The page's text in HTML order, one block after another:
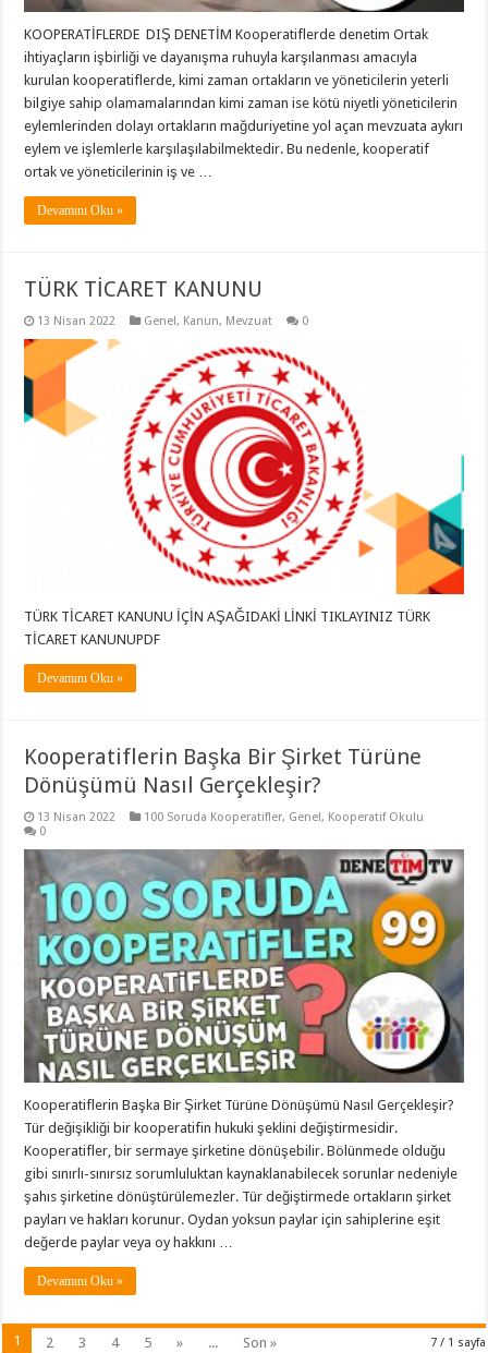
KOOPERATİFLERDE DIŞ DENETİM Kooperatiflerde denetim Ortak
ihtiyaçların işbirliği ve dayanışma ruhuyla karşılanması amacıyla
kurulan kooperatiflerde, kimi zaman ortakların ve yöneticilerin yeterli
bilgiye sahip olamamalarından kimi zaman ise kötü niyetli yöneticilerin
eylemlerinden dolayı ortakların mağduriyetine yol açan mevzuata aykırı
eylem ve işlemlerle karşılaşılabilmektedir. Bu nedenle, kooperatif
ortak ve yöneticilerinin iş ve …
Devamını Oku »
TÜRK TİCARET KANUNU
13 Nisan 2022 Genel, Kanun, Mevzuat 0
TÜRK TİCARET KANUNU İÇİN AŞAĞIDAKİ LİNKİ TIKLAYINIZ TÜRK
TİCARET KANUNUPDF
Devamını Oku »
Kooperatiflerin Başka Bir Şirket Türüne
Dönüşümü Nasıl Gerçekleşir?
13 Nisan 2022 100 Soruda Kooperatifler, Genel, Kooperatif Okulu
0
Kooperatiflerin Başka Bir Şirket Türüne Dönüşümü Nasıl Gerçekleşir?
Tür değişikliği bir kooperatifin hukuki şeklini değiştirmesidir.
Kooperatifler, bir sermaye şirketine dönüşebilir. Bölünmede olduğu
gibi sınırlı-sınırsız sorumluluktan kaynaklanabilecek sorunlar nedeniyle
şahıs şirketine dönüştürülemezler. Tür değiştirmede ortakların şirket
payları ve hakları korunur. Oydan yoksun paylar için sahiplerine eşit
değerde paylar veya oy hakkını …
Devamını Oku »
7 / 1 sayfa
1 2 3 4 5 » ... Son »